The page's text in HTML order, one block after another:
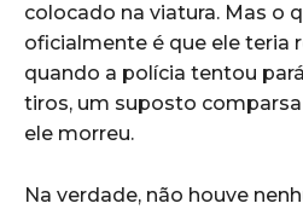
colocado na viatura. Mas o
oficialmente é que ele teria
quando a polícia tentou
tiros, um suposto
ele morreu.
Na verdade, não houve